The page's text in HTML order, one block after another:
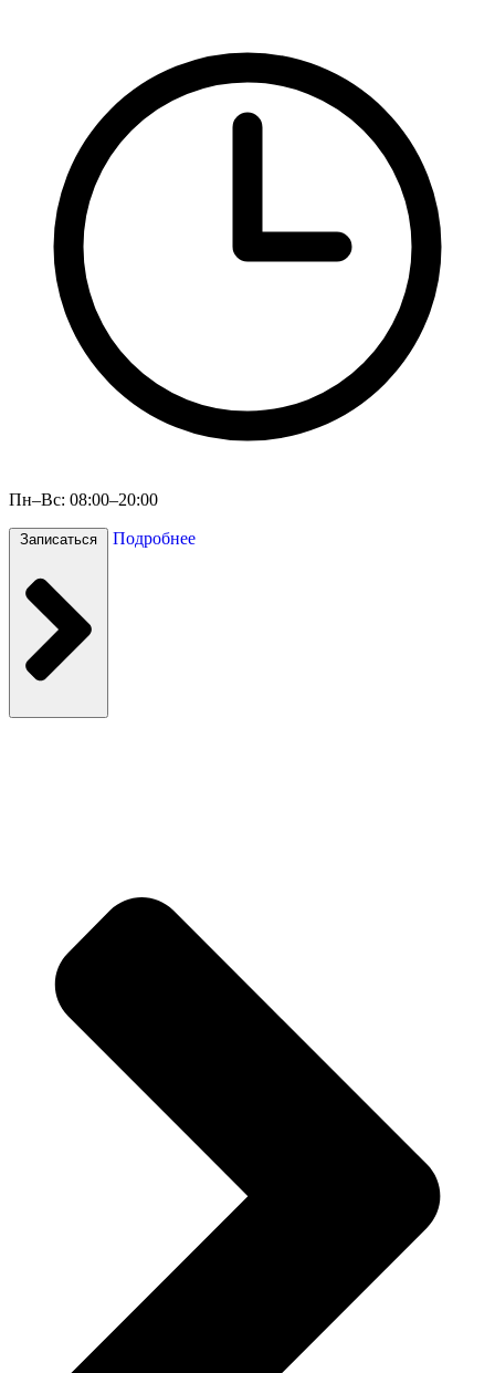
Пн–Вс: 08:00–20:00
Записаться Подробнее